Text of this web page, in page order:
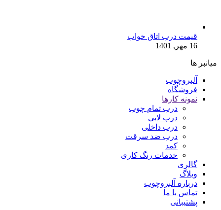
قیمت درب اتاق خواب
16 مهر, 1401
میانبر ها
آلبروچوب
فروشگاه
نمونه کارها
درب تمام چوب
درب لابی
درب داخلی
درب ضد سرقت
کمد
خدمات رنگ کاری
گالری
وبلاگ
درباره آلبروچوب
تماس با ما
پشتیبانی